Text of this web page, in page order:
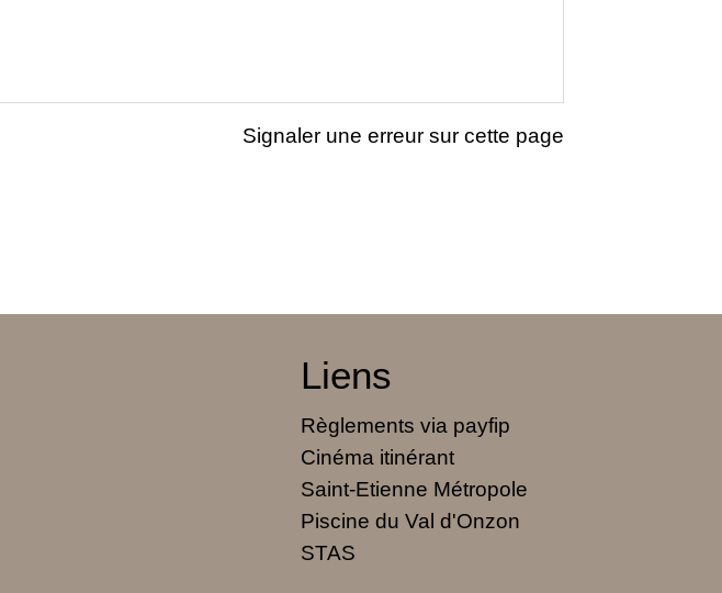
Signaler une erreur sur cette page
Liens
Règlements via payfip
Cinéma itinérant
Saint-Etienne Métropole
Piscine du Val d'Onzon
STAS